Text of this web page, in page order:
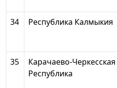
34
Республика Калмыкия
35
Карачаево-Черкесская
Республика